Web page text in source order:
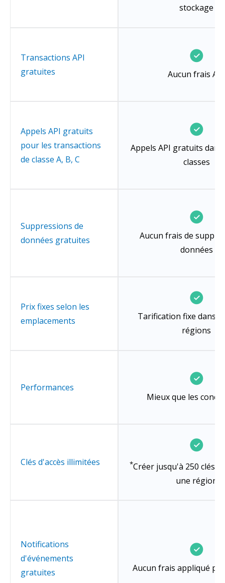
stockage
Transactions API
gratuites
Aucun frais API
Appels API gratuits
pour les transactions
de classe A, B, C
Appels API gratuits
classes
Suppressions de
données gratuites
Aucun frais de
données
Prix fixes selon les
emplacements
Tarification fixe dans
régions
Performances
Mieux que les
Clés d'accès illimitées *Créer jusqu'à 250 clés
une région
Notifications
d'événements
gratuites
Aucun frais appliqué